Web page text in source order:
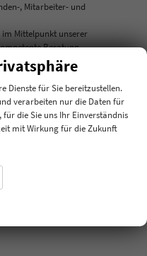
, Mitarbeiter- und
im Mittelpunkt unserer
Beratung
oft eine positive
wir auch die Zulassung Ihres
Formalitäten, die damit
Wir geben uns größte
Dienste für Sie bereitzustellen.
verarbeiten nur die Daten für
die Sie uns Ihr Einverständnis
mit Wirkung für die Zukunft